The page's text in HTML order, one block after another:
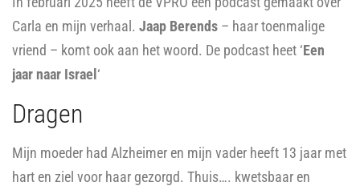
Carla en mijn verhaal. Jaap Berends – haar toenmalige
vriend – komt ook aan het woord. De podcast heet ‘Een
jaar naar Israel ‘
Dragen
Mijn moeder had Alzheimer en mijn vader heeft 13 jaar met
hart en ziel voor haar gezorgd. Thuis…. kwetsbaar en